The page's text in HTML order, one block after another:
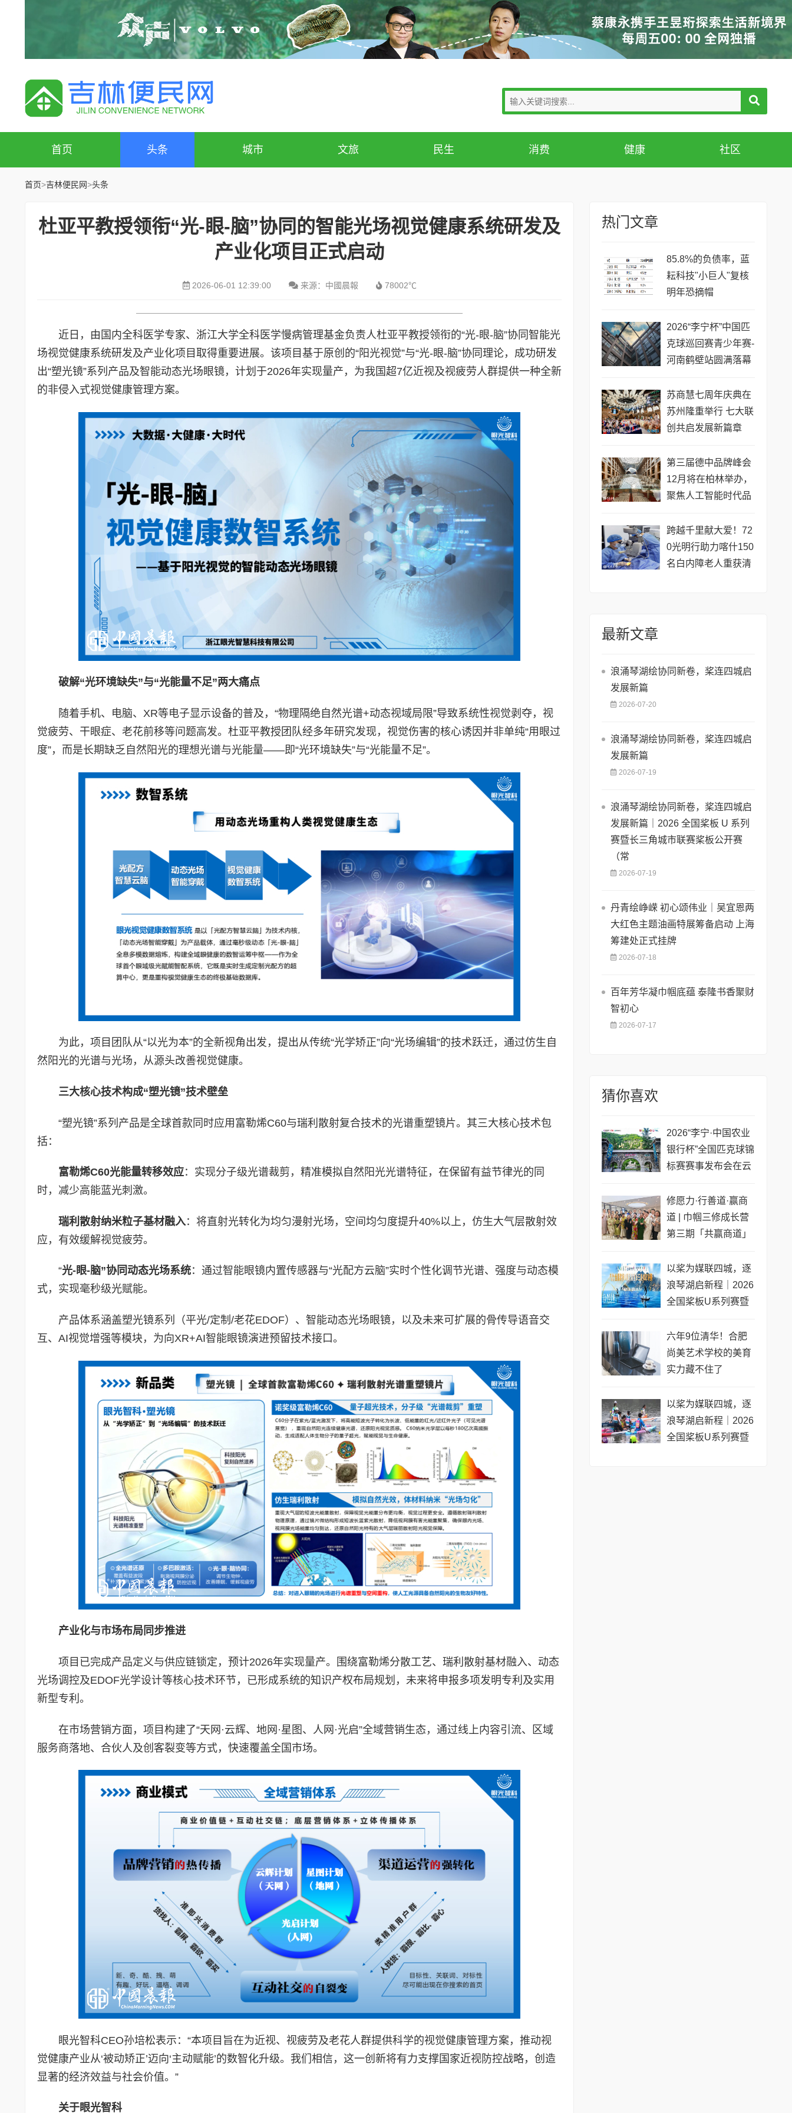
首页 头条 城市 文旅 民生 消费 健康 社区
首页>吉林便民网>头条
杜亚平教授领衔“光-眼-脑”协同的智能光场视觉健康系统研发及
产业化项目正式启动
2026-06-01 12:39:00 来源：中國晨報 78002℃
近日，由国内全科医学专家、浙江大学全科医学慢病管理基金负责人杜亚平教授领衔的“光-眼-脑”协同智能光
场视觉健康系统研发及产业化项目取得重要进展。该项目基于原创的“阳光视觉”与“光-眼-脑”协同理论，成功研发
出“塑光镜”系列产品及智能动态光场眼镜，计划于2026年实现量产，为我国超7亿近视及视疲劳人群提供一种全新
的非侵入式视觉健康管理方案。
破解“光环境缺失”与“光能量不足”两大痛点
随着手机、电脑、XR等电子显示设备的普及，“物理隔绝自然光谱+动态视域局限”导致系统性视觉剥夺，视
觉疲劳、干眼症、老花前移等问题高发。杜亚平教授团队经多年研究发现，视觉伤害的核心诱因并非单纯“用眼过
度”，而是长期缺乏自然阳光的理想光谱与光能量——即“光环境缺失”与“光能量不足”。
为此，项目团队从“以光为本”的全新视角出发，提出从传统“光学矫正”向“光场编辑”的技术跃迁，通过仿生自
然阳光的光谱与光场，从源头改善视觉健康。
三大核心技术构成“塑光镜”技术壁垒
“塑光镜”系列产品是全球首款同时应用富勒烯C60与瑞利散射复合技术的光谱重塑镜片。其三大核心技术包
括：
富勒烯C60光能量转移效应：实现分子级光谱裁剪，精准模拟自然阳光光谱特征，在保留有益节律光的同
时，减少高能蓝光刺激。
瑞利散射纳米粒子基材融入：将直射光转化为均匀漫射光场，空间均匀度提升40%以上，仿生大气层散射效
应，有效缓解视觉疲劳。
“光-眼-脑”协同动态光场系统：通过智能眼镜内置传感器与“光配方云脑”实时个性化调节光谱、强度与动态模
式，实现毫秒级光赋能。
产品体系涵盖塑光镜系列（平光/定制/老花EDOF）、智能动态光场眼镜，以及未来可扩展的骨传导语音交
互、AI视觉增强等模块，为向XR+AI智能眼镜演进预留技术接口。
产业化与市场布局同步推进
项目已完成产品定义与供应链锁定，预计2026年实现量产。围绕富勒烯分散工艺、瑞利散射基材融入、动态
光场调控及EDOF光学设计等核心技术环节，已形成系统的知识产权布局规划，未来将申报多项发明专利及实用
新型专利。
在市场营销方面，项目构建了“天网·云辉、地网·星图、人网·光启”全域营销生态，通过线上内容引流、区域
服务商落地、合伙人及创客裂变等方式，快速覆盖全国市场。
眼光智科CEO孙培松表示：“本项目旨在为近视、视疲劳及老花人群提供科学的视觉健康管理方案，推动视
觉健康产业从‘被动矫正’迈向‘主动赋能’的数智化升级。我们相信，这一创新将有力支撑国家近视防控战略，创造
显著的经济效益与社会价值。”
关于眼光智科
热门文章
85.8%的负债率，蓝
耘科技"小巨人"复核
明年恐摘帽
2026“李宁杯”中国匹
克球巡回赛青少年赛-
河南鹤壁站圆满落幕
苏商慧七周年庆典在
苏州隆重举行 七大联
创共启发展新篇章
第三届德中品牌峰会
12月将在柏林举办，
聚焦人工智能时代品
跨越千里献大爱！72
0光明行助力喀什150
名白内障老人重获清
最新文章
浪涌琴湖绘协同新卷，桨连四城启
发展新篇
2026-07-20
浪涌琴湖绘协同新卷，桨连四城启
发展新篇
2026-07-19
浪涌琴湖绘协同新卷，桨连四城启
发展新篇｜2026 全国桨板 U 系列
赛暨长三角城市联赛桨板公开赛
（常
2026-07-19
丹青绘峥嵘 初心颂伟业｜吴宜恩两
大红色主题油画特展筹备启动 上海
筹建处正式挂牌
2026-07-18
百年芳华凝巾帼底蕴 泰隆书香聚财
智初心
2026-07-17
猜你喜欢
2026“李宁·中国农业
银行杯”全国匹克球锦
标赛赛事发布会在云
修愿力·行善道·赢商
道 | 巾帼三修成长营
第三期「共赢商道」
以桨为媒联四城，逐
浪琴湖启新程｜2026
全国桨板U系列赛暨
公开赛（常熟站）即
将开赛
六年9位清华！合肥
尚美艺术学校的美育
实力藏不住了
以桨为媒联四城，逐
浪琴湖启新程｜2026
全国桨板U系列赛暨